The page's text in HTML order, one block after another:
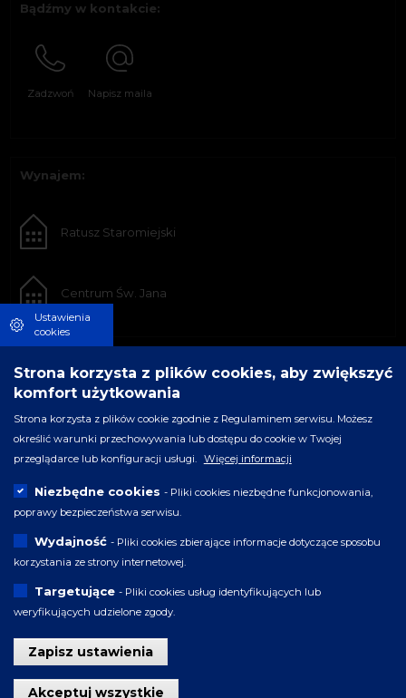
Bądźmy w kontakcie:
Zadzwoń Napisz maila
Wynajem:
Ratusz Staromiejski
Centrum Św. Jana
Ustawienia
cookies
Strona korzysta z plików cookies, aby zwiększyć
komfort użytkowania
Strona korzysta z plików cookie zgodnie z Regulaminem serwisu. Możesz
określić warunki przechowywania lub dostępu do cookie w Twojej
przeglądarce lub konfiguracji usługi.
Więcej informacji
Niezbędne cookies - Pliki cookies niezbędne funkcjonowania,
poprawy bezpieczeństwa serwisu.
Wydajność - Pliki cookies zbierające informacje dotyczące sposobu
korzystania ze strony internetowej.
Targetujące - Pliki cookies usług identyfikujących lub
weryfikujących udzielone zgody.
Zapisz ustawienia
Akceptuj wszystkie